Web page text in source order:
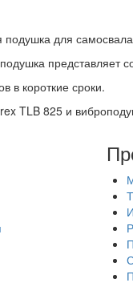
для
представляет
в короткие сроки.
TLB 825 и